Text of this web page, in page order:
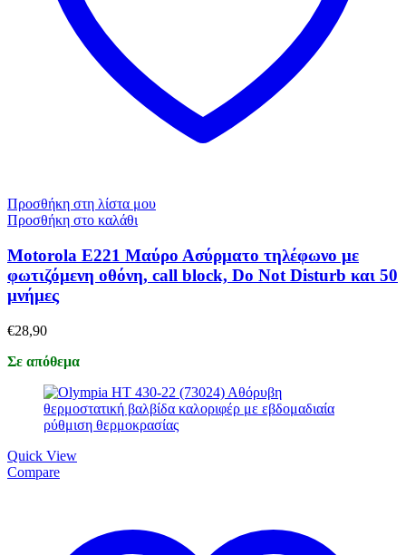
Προσθήκη στη λίστα μου
Προσθήκη στο καλάθι
Motorola E221 Μαύρο Ασύρματο τηλέφωνο με
φωτιζόμενη οθόνη, call block, Do Not Disturb και 50
μνήμες
€28,90
Σε απόθεμα
Quick View
Compare